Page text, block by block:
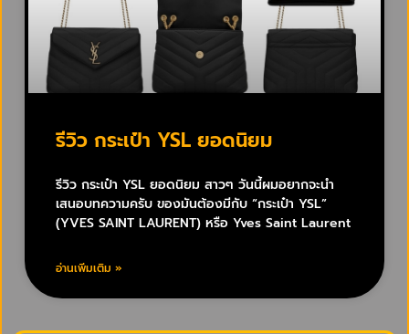
รีวิว กระเป๋า YSL ยอดนิยม
รีวิว กระเป๋า YSL ยอดนิยม สาวๆ วันนี้ผมอยากจะนำ
เสนอบทความครับ ของมันต้องมีกับ “กระเป๋า YSL”
(YVES SAINT LAURENT) หรือ Yves Saint Laurent
อ่านเพิ่มเติม »